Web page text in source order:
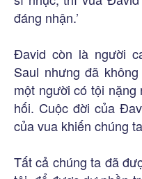
đáng nhận.’
Đavid còn là người
Saul nhưng đã
một người có tội
hối. Cuộc đời của
của vua khiến chúng
Tất cả chúng ta đã